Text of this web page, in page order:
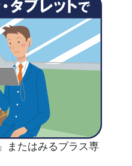
」またはみるプラス専